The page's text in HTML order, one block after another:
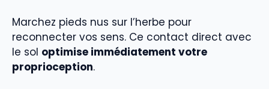
Marchez pieds nus sur l’herbe pour
reconnecter vos sens. Ce contact direct avec
le sol optimise immédiatement votre
proprioception.